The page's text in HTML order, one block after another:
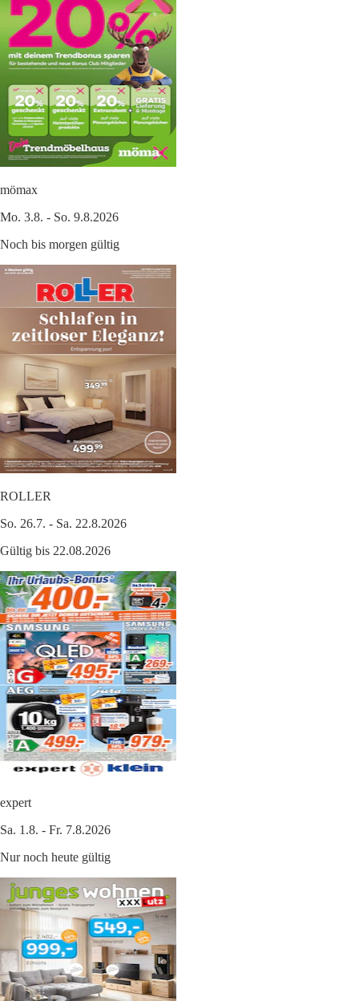
mömax
Mo. 3.8. - So. 9.8.2026
Noch bis morgen gültig
ROLLER
So. 26.7. - Sa. 22.8.2026
Gültig bis 22.08.2026
expert
Sa. 1.8. - Fr. 7.8.2026
Nur noch heute gültig